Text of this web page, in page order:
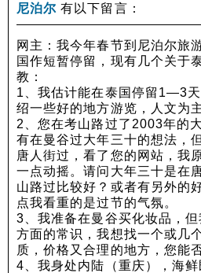
尼泊尔 有以下留言：
网主：我今年春节到尼泊尔旅
国作短暂停留，现有几个关于
教：
1、我估计能在泰国停留1—3
绍一些好的地方游览，人文为
2、您在考山路过了2003年的
有在曼谷过大年三十的想法，
唐人街过，看了您的网站，我
一点动摇。请问大年三十是在
山路过比较好？或者有另外的
点我看重的是过节的气氛。
3、我准备在曼谷买化妆品，
方面的常识，我想找一个或几
质，价格又合理的地方，您能
4、我身处内陆（重庆），海鲜